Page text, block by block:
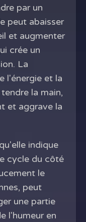
par un
peut abaisser
et augmenter
crée un
La
l'énergie et la
la main,
et aggrave la
indique
cycle du côté
le
peut
une partie
l'humeur en